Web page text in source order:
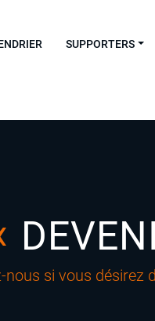
SUPPORTERS
nous si vous désirez